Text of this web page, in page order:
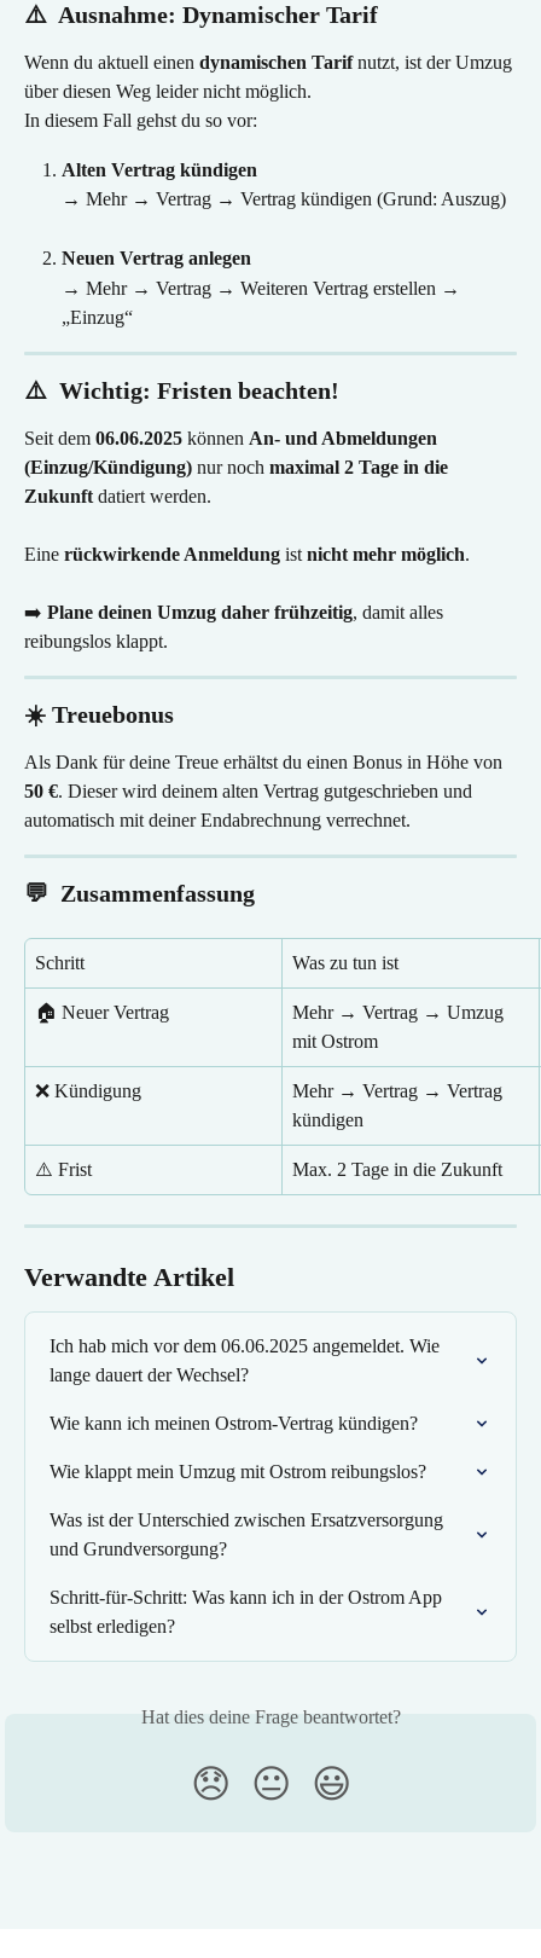
⚠️  Ausnahme: Dynamischer Tarif
Wenn du aktuell einen dynamischen Tarif nutzt, ist der Umzug
über diesen Weg leider nicht möglich.
In diesem Fall gehst du so vor:
Alten Vertrag kündigen
→ Mehr → Vertrag → Vertrag kündigen (Grund: Auszug)
Neuen Vertrag anlegen
→ Mehr → Vertrag → Weiteren Vertrag erstellen →
„Einzug“
⚠️  Wichtig: Fristen beachten!
Seit dem 06.06.2025 können An- und Abmeldungen
(Einzug/Kündigung) nur noch maximal 2 Tage in die
Zukunft datiert werden.
Eine rückwirkende Anmeldung ist nicht mehr möglich.
➡️ Plane deinen Umzug daher frühzeitig, damit alles
reibungslos klappt.
☀️ Treuebonus
Als Dank für deine Treue erhältst du einen Bonus in Höhe von
50 €. Dieser wird deinem alten Vertrag gutgeschrieben und
automatisch mit deiner Endabrechnung verrechnet.
💬  Zusammenfassung
Schritt Was zu tun ist
🏠 Neuer Vertrag
Mehr → Vertrag → Umzug
mit Ostrom
❌ Kündigung
Mehr → Vertrag → Vertrag
kündigen
⚠️ Frist Max. 2 Tage in die Zukunft
Verwandte Artikel
Ich hab mich vor dem 06.06.2025 angemeldet. Wie
lange dauert der Wechsel?
Wie kann ich meinen Ostrom-Vertrag kündigen?
Wie klappt mein Umzug mit Ostrom reibungslos?
Was ist der Unterschied zwischen Ersatzversorgung
und Grundversorgung?
Schritt-für-Schritt: Was kann ich in der Ostrom App
selbst erledigen?
Hat dies deine Frage beantwortet?
😞 😐 😃